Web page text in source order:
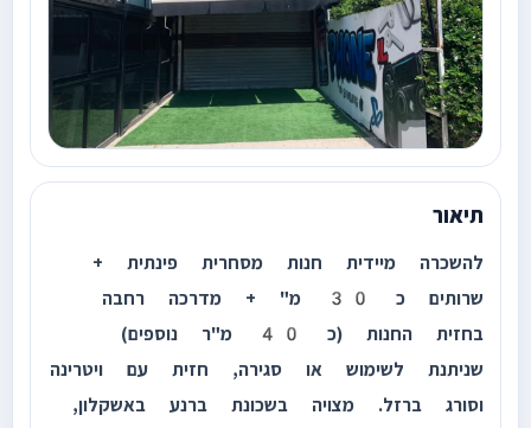
תיאור
להשכרה מיידית חנות מסחרית פינתית +
שרותים כ 30 מ" + מדרכה רחבה
בחזית החנות (כ 40 מ"ר נוספים)
שניתנת לשימוש או סגירה, חזית עם ויטרינה
וסורג ברזל. מצויה בשכונת ברנע באשקלון,